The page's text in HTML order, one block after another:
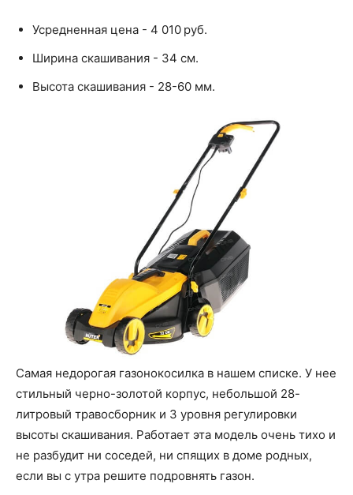
Усредненная цена - 4 010 руб.
Ширина скашивания - 34 см.
Высота скашивания - 28-60 мм.
Самая недорогая газонокосилка в нашем списке. У нее
стильный черно-золотой корпус, небольшой 28-
литровый травосборник и 3 уровня регулировки
высоты скашивания. Работает эта модель очень тихо и
не разбудит ни соседей, ни спящих в доме родных,
если вы с утра решите подровнять газон.